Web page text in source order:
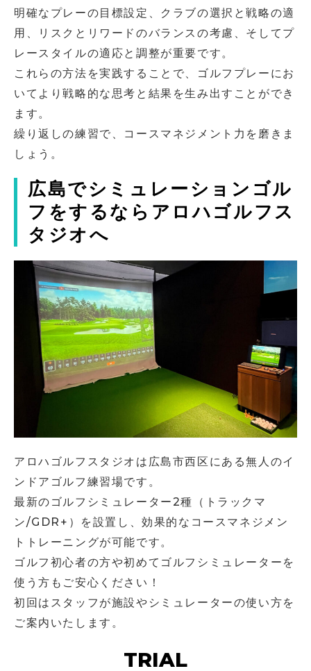
明確なプレーの目標設定、クラブの選択と戦略の適
用、リスクとリワードのバランスの考慮、そしてプ
レースタイルの適応と調整が重要です。
これらの方法を実践することで、ゴルフプレーにお
いてより戦略的な思考と結果を生み出すことができ
ます。
繰り返しの練習で、コースマネジメント力を磨きま
しょう。
広島でシミュレーションゴル
フをするならアロハゴルフス
タジオへ
アロハゴルフスタジオは広島市西区にある無人のイ
ンドアゴルフ練習場です。
最新のゴルフシミュレーター2種（トラックマ
ン/GDR+）を設置し、効果的なコースマネジメン
トトレーニングが可能です。
ゴルフ初心者の方や初めてゴルフシミュレーターを
使う方もご安心ください！
初回はスタッフが施設やシミュレーターの使い方を
ご案内いたします。
TRIAL